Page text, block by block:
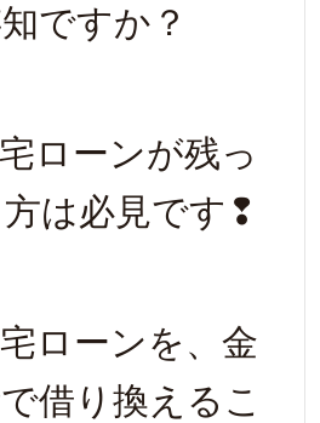
ですか？
ローンが残っ
は必見です❢
ローンを、金
借り換えるこ